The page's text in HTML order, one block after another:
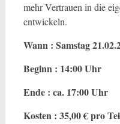
mehr Vertrauen in die
entwickeln.
Wann : Samstag
Beginn : 14:00 Uhr
Ende : ca. 17:00 Uhr
Kosten : 35,00 € pro